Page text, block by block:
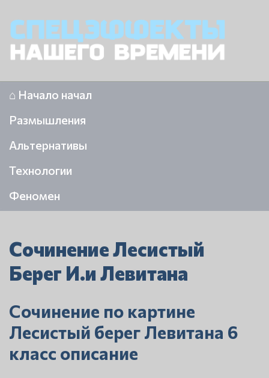
⌂ Начало начал
Размышления
Альтернативы
Технологии
Феномен
Сочинение Лесистый
Берег И.и Левитана
Сочинение по картине
Лесистый берег Левитана 6
класс описание